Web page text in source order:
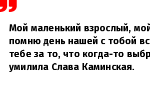
Мой маленький взрослый,
помню день нашей с тобой
тебе за то, что когда-то
умилила Слава Каминская.